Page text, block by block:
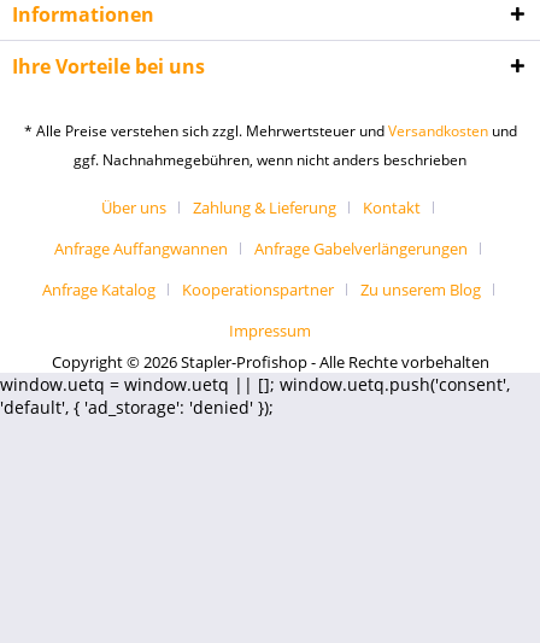
Informationen
Ihre Vorteile bei uns
* Alle Preise verstehen sich zzgl. Mehrwertsteuer undVersandkostenund
ggf. Nachnahmegebühren, wenn nicht anders beschrieben
Über uns Zahlung & Lieferung
Kontakt
Anfrage Auffangwannen
Anfrage Gabelverlängerungen
Anfrage Katalog
Kooperationspartner
Zu unserem Blog
Impressum
Copyright © 2026 Stapler-Profishop - Alle Rechte vorbehalten
window.uetq = window.uetq || []; window.uetq.push('consent',
'default', { 'ad_storage': 'denied' });